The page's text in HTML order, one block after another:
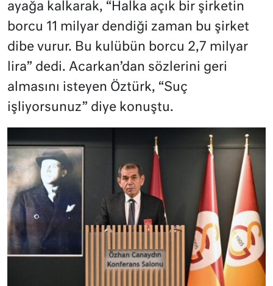
ayağa kalkarak, “Halka açık bir şirketin
borcu 11 milyar dendiği zaman bu şirket
dibe vurur. Bu kulübün borcu 2,7 milyar
lira” dedi. Acarkan’dan sözlerini geri
almasını isteyen Öztürk, “Suç
işliyorsunuz” diye konuştu.